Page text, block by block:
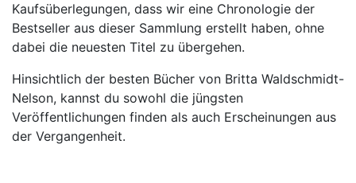
Kaufsüberlegungen, dass wir eine Chronologie der
Bestseller aus dieser Sammlung erstellt haben, ohne
dabei die neuesten Titel zu übergehen.
Hinsichtlich der besten Bücher von Britta Waldschmidt-
Nelson, kannst du sowohl die jüngsten
Veröffentlichungen finden als auch Erscheinungen aus
der Vergangenheit.